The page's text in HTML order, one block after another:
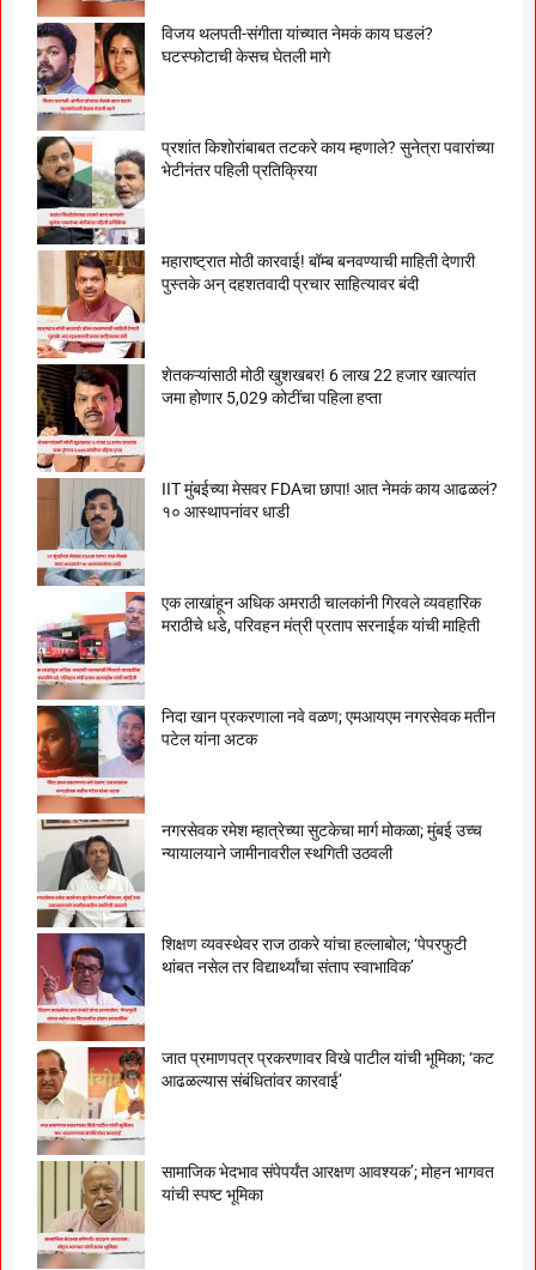
विजय थलपती-संगीता यांच्यात नेमकं काय घडलं?
घटस्फोटाची केसच घेतली मागे
प्रशांत किशोरांबाबत तटकरे काय म्हणाले? सुनेत्रा पवारांच्या
भेटीनंतर पहिली प्रतिक्रिया
महाराष्ट्रात मोठी कारवाई! बॉम्ब बनवण्याची माहिती देणारी
पुस्तके अन् दहशतवादी प्रचार साहित्यावर बंदी
शेतकऱ्यांसाठी मोठी खुशखबर! 6 लाख 22 हजार खात्यांत
जमा होणार 5,029 कोटींचा पहिला हप्ता
IIT मुंबईच्या मेसवर FDAचा छापा! आत नेमकं काय आढळलं?
१० आस्थापनांवर धाडी
एक लाखांहून अधिक अमराठी चालकांनी गिरवले व्यवहारिक
मराठीचे धडे, परिवहन मंत्री प्रताप सरनाईक यांची माहिती
निदा खान प्रकरणाला नवे वळण; एमआयएम नगरसेवक मतीन
पटेल यांना अटक
नगरसेवक रमेश म्हात्रेच्या सुटकेचा मार्ग मोकळा; मुंबई उच्च
न्यायालयाने जामीनावरील स्थगिती उठवली
शिक्षण व्यवस्थेवर राज ठाकरे यांचा हल्लाबोल; ‘पेपरफुटी
थांबत नसेल तर विद्यार्थ्यांचा संताप स्वाभाविक’
जात प्रमाणपत्र प्रकरणावर विखे पाटील यांची भूमिका; ‘कट
आढळल्यास संबंधितांवर कारवाई’
सामाजिक भेदभाव संपेपर्यंत आरक्षण आवश्यक’; मोहन भागवत
यांची स्पष्ट भूमिका